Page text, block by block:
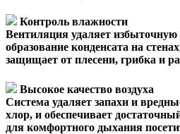
Контроль влажности
Вентиляция удаляет
образование конденсата на
защищает от плесени, грибка и
Высокое качество воздуха
Система удаляет запахи и
хлор, и обеспечивает
для комфортного дыхания